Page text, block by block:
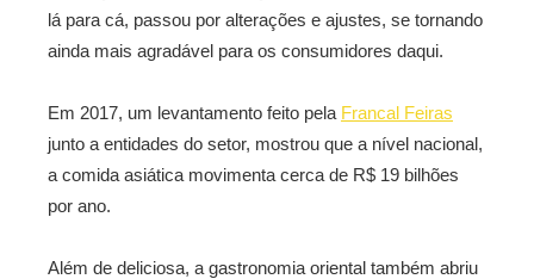
lá para cá, passou por alterações e ajustes, se tornando
ainda mais agradável para os consumidores daqui.
Em 2017, um levantamento feito pela Francal Feiras
junto a entidades do setor, mostrou que a nível nacional,
a comida asiática movimenta cerca de R$ 19 bilhões
por ano.
Além de deliciosa, a gastronomia oriental também abriu